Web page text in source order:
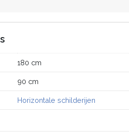
180 cm
90 cm
Horizontale schilderijen